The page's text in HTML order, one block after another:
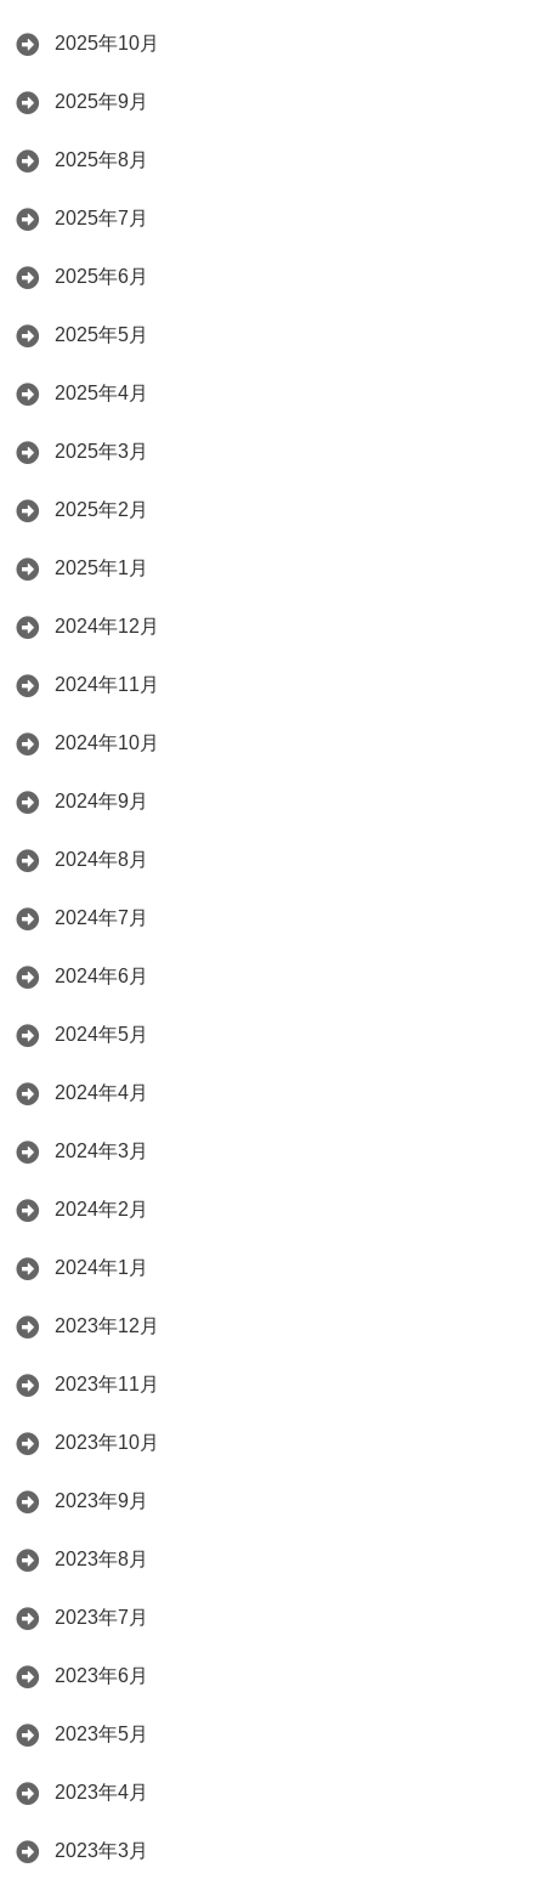
2025年10月
2025年9月
2025年8月
2025年7月
2025年6月
2025年5月
2025年4月
2025年3月
2025年2月
2025年1月
2024年12月
2024年11月
2024年10月
2024年9月
2024年8月
2024年7月
2024年6月
2024年5月
2024年4月
2024年3月
2024年2月
2024年1月
2023年12月
2023年11月
2023年10月
2023年9月
2023年8月
2023年7月
2023年6月
2023年5月
2023年4月
2023年3月